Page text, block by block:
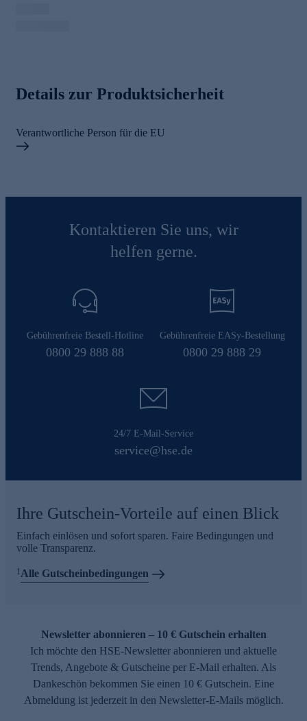
Details zur Produktsicherheit
Verantwortliche Person für die EU
Kontaktieren Sie uns, wir
helfen gerne.
Gebührenfreie Bestell-Hotline
0800 29 888 88
Gebührenfreie EASy-Bestellung
0800 29 888 29
24/7 E-Mail-Service
service@hse.de
Ihre Gutschein-Vorteile auf einen Blick
Einfach einlösen und sofort sparen. Faire Bedingungen und
volle Transparenz.
1 Alle Gutscheinbedingungen
Newsletter abonnieren – 10 € Gutschein erhalten
Ich möchte den HSE-Newsletter abonnieren und aktuelle
Trends, Angebote & Gutscheine per E-Mail erhalten. Als
Dankeschön bekommen Sie einen 10 € Gutschein. Eine
Abmeldung ist jederzeit in den Newsletter-E-Mails möglich.